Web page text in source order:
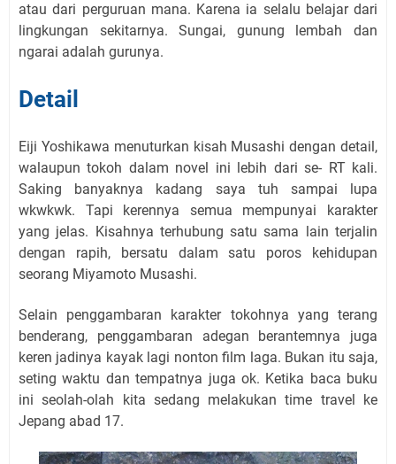
atau dari perguruan mana. Karena ia selalu belajar dari
lingkungan sekitarnya. Sungai, gunung lembah dan
ngarai adalah gurunya.
Detail
Eiji Yoshikawa menuturkan kisah Musashi dengan detail,
walaupun tokoh dalam novel ini lebih dari se- RT kali.
Saking banyaknya kadang saya tuh sampai lupa
wkwkwk. Tapi kerennya semua mempunyai karakter
yang jelas. Kisahnya terhubung satu sama lain terjalin
dengan rapih, bersatu dalam satu poros kehidupan
seorang Miyamoto Musashi.
Selain penggambaran karakter tokohnya yang terang
benderang, penggambaran adegan berantemnya juga
keren jadinya kayak lagi nonton film laga. Bukan itu saja,
seting waktu dan tempatnya juga ok. Ketika baca buku
ini seolah-olah kita sedang melakukan time travel ke
Jepang abad 17.